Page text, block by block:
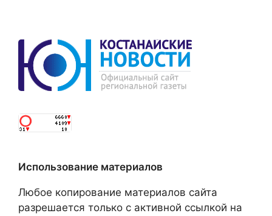
Использование материалов
Любое копирование материалов сайта
разрешается только с активной ссылкой на